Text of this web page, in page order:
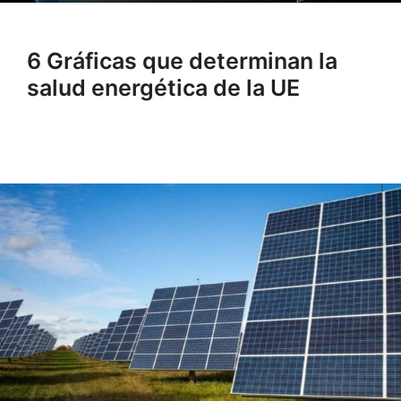
6 Gráficas que determinan la
salud energética de la UE